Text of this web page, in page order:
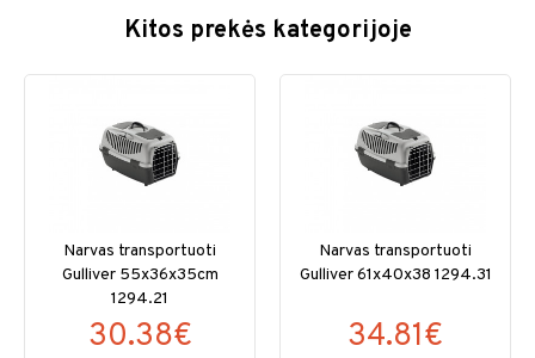
Kitos prekės kategorijoje
Narvas transportuoti
Gulliver 55x36x35cm
1294.21
30.38€
Narvas transportuoti
Gulliver 61x40x38 1294.31
34.81€